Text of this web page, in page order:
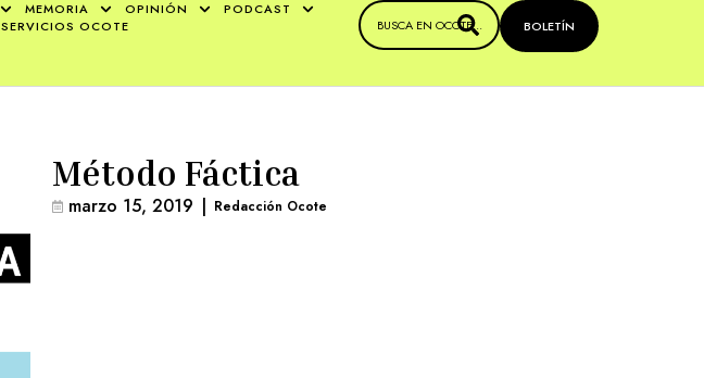
MEMORIA OPINIÓN
PODCAST
SERVICIOS OCOTE BOLETÍN
Método Fáctica
marzo 15, 2019 | Redacción Ocote